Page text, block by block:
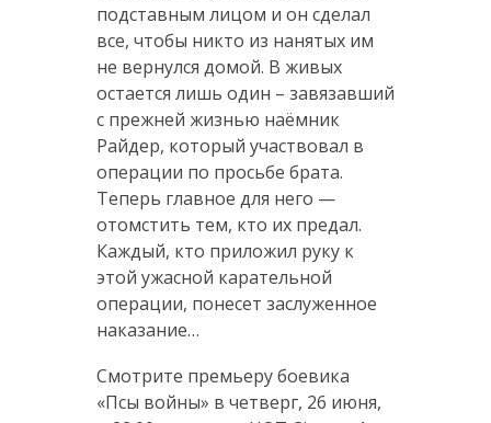
подставным лицом и он сделал
все, чтобы никто из нанятых им
не вернулся домой. В живых
остается лишь один – завязавший
с прежней жизнью наёмник
Райдер, который участвовал в
операции по просьбе брата.
Теперь главное для него —
отомстить тем, кто их предал.
Каждый, кто приложил руку к
этой ужасной карательной
операции, понесет заслуженное
наказание…
Смотрите премьеру боевика
«Псы войны» в четверг, 26 июня,